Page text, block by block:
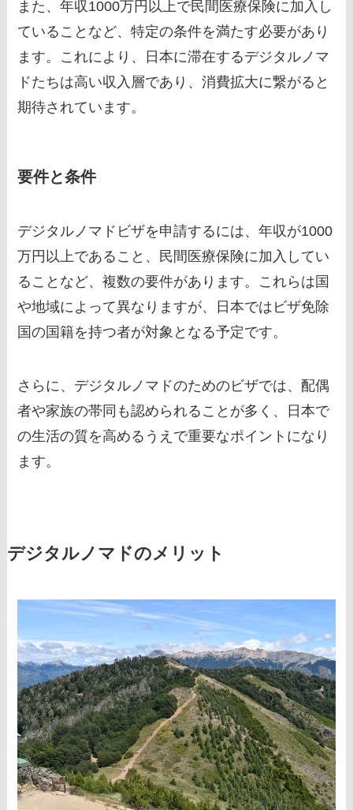
また、年収1000万円以上で民間医療保険に加入し
ていることなど、特定の条件を満たす必要があり
ます。これにより、日本に滞在するデジタルノマ
ドたちは高い収入層であり、消費拡大に繋がると
期待されています。
要件と条件
デジタルノマドビザを申請するには、年収が1000
万円以上であること、民間医療保険に加入してい
ることなど、複数の要件があります。これらは国
や地域によって異なりますが、日本ではビザ免除
国の国籍を持つ者が対象となる予定です。
さらに、デジタルノマドのためのビザでは、配偶
者や家族の帯同も認められることが多く、日本で
の生活の質を高めるうえで重要なポイントになり
ます。
デジタルノマドのメリット